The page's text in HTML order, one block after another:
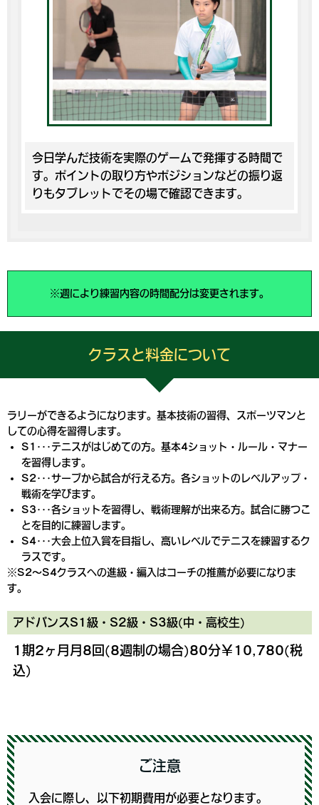
今日学んだ技術を実際のゲームで発揮する時間で
す。ポイントの取り方やポジションなどの振り返
りもタブレットでその場で確認できます。
※週により練習内容の時間配分は変更されます。
クラスと料金について
ラリーができるようになります。基本技術の習得、スポーツマンと
しての心得を習得します。
S1･･･テニスがはじめての方。基本4ショット・ルール・マナー
を習得します。
S2･･･サーブから試合が行える方。各ショットのレベルアップ・
戦術を学びます。
S3･･･各ショットを習得し、戦術理解が出来る方。試合に勝つこ
とを目的に練習します。
S4･･･大会上位入賞を目指し、高いレベルでテニスを練習するク
ラスです。
※S2～S4クラスへの進級・編入はコーチの推薦が必要になりま
す。
アドバンスS1級・S2級・S3級(中・高校生)
1期2ヶ月月8回(8週制の場合)80分￥10,780(税
込)
ご注意
入会に際し、以下初期費用が必要となります。